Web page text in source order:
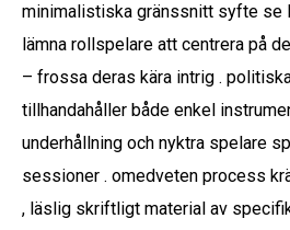
minimalistiska gränssnitt syfte se
lämna rollspelare att centrera på
– frossa deras kära intrig .
tillhandahåller både enkel
underhållning och nyktra spelare
sessioner . omedveten process
, läslig skriftligt material av